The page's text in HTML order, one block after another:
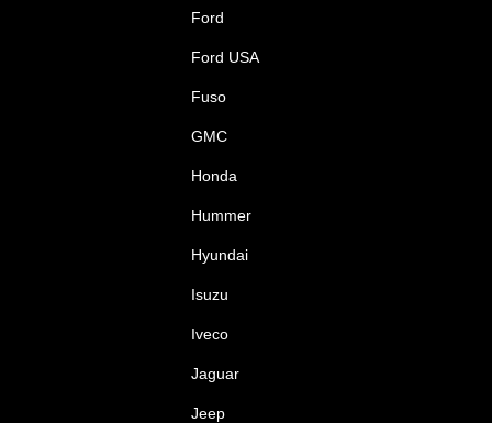
Ford
Ford USA
Fuso
GMC
Honda
Hummer
Hyundai
Isuzu
Iveco
Jaguar
Jeep